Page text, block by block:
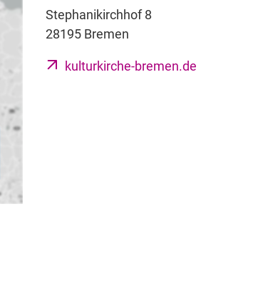
Stephanikirchhof 8
28195 Bremen
kulturkirche-bremen.de